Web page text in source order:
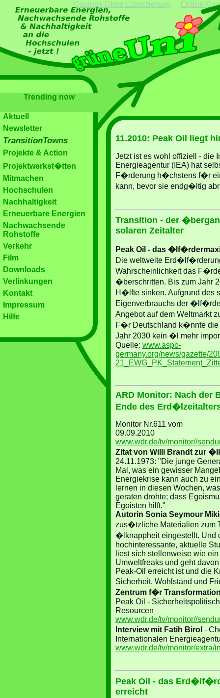
Casinos Ohne Lizenzierung Online
Trending now
Aktuell
Newsletter
TransitionTowns
Projekte & Action
Projektwerkst�tten
Mitmachen
Hochschulen
Nachhaltigkeit
Erneuerbare Energien
Nachwachsende
Rohstoffe
Verkehr
Film
Downloads
Verlinkungen
Kontakt
Impressum
Hilfe
11.2010: Peak Oil liegt
Jetzt ist es wohl offiziell - die
Energieagentur (IEA) hat
F�rderung h�chstens f�r
kann, bevor sie endg�ltig
Transition - der
solaren Zeitalter
Peak Oil - das
Die weltweite
Wahrscheinlichkeit das
�berschritten. Bis zum Jahr
H�lfte sinken. Aufgrund des
Eigenverbrauchs der
Angebot auf dem Weltmarkt
F�r Deutschland k�nnte die
Jahr 2030 kein �l mehr
Quelle: www.aspo-
germany.org/news/gazette/
ARD Monitor: Nach der
Ende des
Monitor Nr.611 vom
09.09.2010
www.wdr.de/tv/monitor//
Zitat von Willi Brandt zur
24.11.1973: "Die junge
Mal, was ein gewisser
Energiekrise kann auch zu
lernen in diesen Wochen,
geraten drohte; dass
Egoisten hilft."
Autorin Sonia Seymour
zus�tzliche Materialien zum
�lknappheit eingestellt. Und
hochinteressante, aktuelle
liest sich stellenweise wie
Umweltfreaks und geht
Peak-Oil erreicht ist und die
Sicherheit, Wohlstand und
Zentrum f�r
Peak Oil -
Resourcen
www.wdr.de/tv/monitor//
Interview mit Fatih Birol -
Internationalen
www.wdr.de/tv/monitor/extra/
Peak Oil - das
erreicht